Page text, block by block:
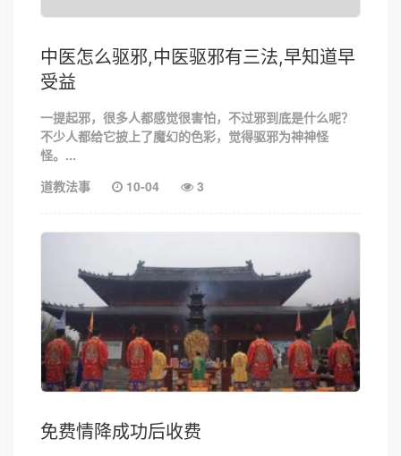
中医怎么驱邪,中医驱邪有三法,早知道早
受益
一提起邪，很多人都感觉很害怕，不过邪到底是什么呢？
不少人都给它披上了魔幻的色彩，觉得驱邪为神神怪
怪。...
道教法事
10-04 3
免费情降成功后收费